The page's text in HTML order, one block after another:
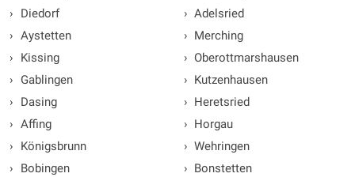
›
Diedorf
› Aystetten
›
Kissing
›
Gablingen
›
Dasing
› Affing
›
Königsbrunn
›
Bobingen
› Adelsried
› Merching
› Oberottmarshausen
› Kutzenhausen
› Heretsried
› Horgau
› Wehringen
› Bonstetten